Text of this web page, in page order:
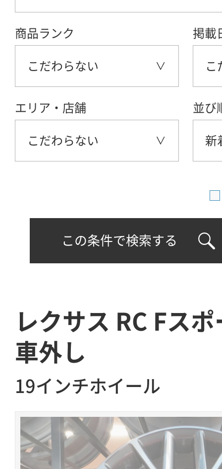
商品ランク
こだわらない
掲載
こ
エリア・店舗
こだわらない
並び
新
この条件で検索する
レクサス RC Fス
車外し
19インチホイール